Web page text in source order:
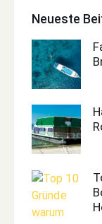
Neueste